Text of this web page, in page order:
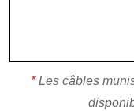
*Les câbles